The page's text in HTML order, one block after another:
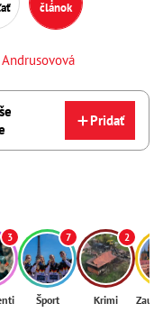
článok
Andrusovová
Pridať
3 7
Šport
2
Krimi